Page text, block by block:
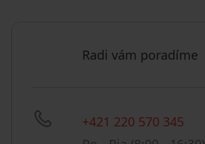
Radi vám poradíme
+421 220 570 345